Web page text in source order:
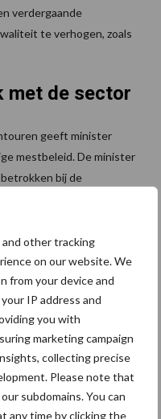
and other tracking
on our website. We
from your device and
IP address and
you with
marketing campaign
collecting precise
Please note that
subdomains. You can
any time by clicking the
verdergaande
te verhogen, zoals
met de sector
geeft minister
mestbeleid. De minister
bij de
kennis en
belanghebbenden. Het
van het
meegenomen.
blijft
en